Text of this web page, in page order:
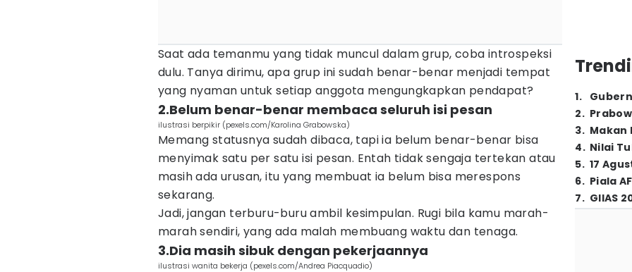
Saat ada temanmu yang tidak muncul dalam grup, coba introspeksi
dulu. Tanya dirimu, apa grup ini sudah benar-benar menjadi tempat
yang nyaman untuk setiap anggota mengungkapkan pendapat?
2.Belum benar-benar membaca seluruh isi pesan
ilustrasi berpikir (pexels.com/Karolina Grabowska)
Memang statusnya sudah dibaca, tapi ia belum benar-benar bisa
menyimak satu per satu isi pesan. Entah tidak sengaja tertekan atau
masih ada urusan, itu yang membuat ia belum bisa merespons
sekarang.
Jadi, jangan terburu-buru ambil kesimpulan. Rugi bila kamu marah-
marah sendiri, yang ada malah membuang waktu dan tenaga.
3.Dia masih sibuk dengan pekerjaannya
ilustrasi wanita bekerja (pexels.com/Andrea Piacquadio)
1.
2.
3. Makan
4. Nilai
5. 17
6. Piala
7. GIIAS